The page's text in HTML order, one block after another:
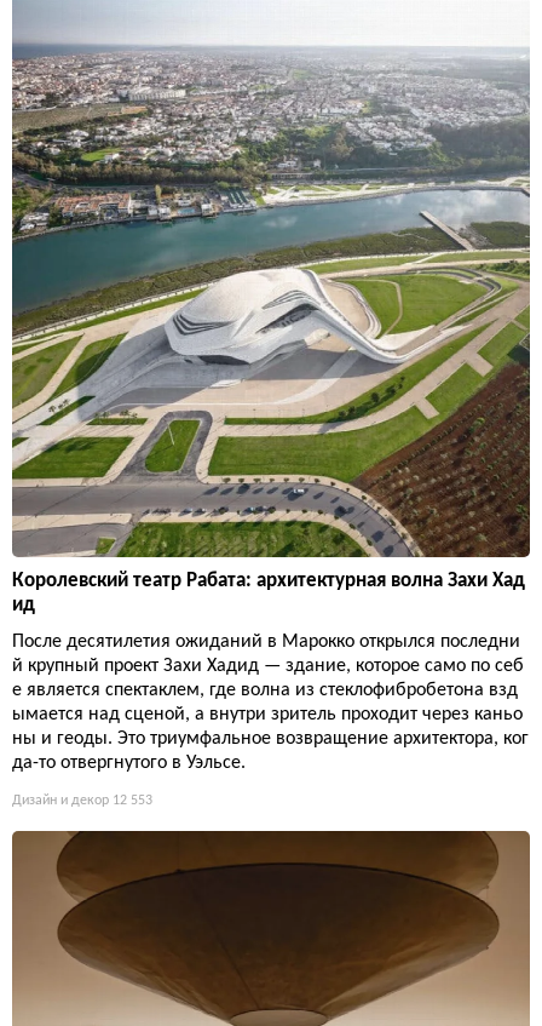
Королевский театр Рабата: архитектурная волна Захи Хад
ид
После десятилетия ожиданий в Марокко открылся последни
й крупный проект Захи Хадид — здание, которое само по себ
е является спектаклем, где волна из стеклофибробетона взд
ымается над сценой, а внутри зритель проходит через каньо
ны и геоды. Это триумфальное возвращение архитектора, ког
да-то отвергнутого в Уэльсе.
Дизайн и декор 12 553